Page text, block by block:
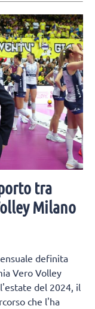
tra
Milano
definita
Vero Volley
del 2024, il
che l'ha